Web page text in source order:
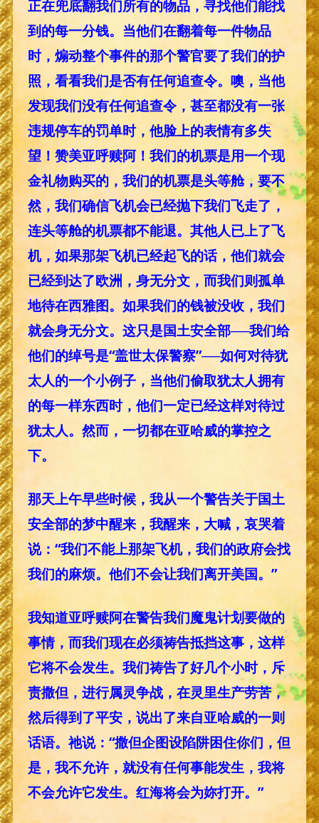
正在兜底翻我们所有的物品，寻找他们能找
到的每一分钱。当他们在翻着每一件物品
时，煽动整个事件的那个警官要了我们的护
照，看看我们是否有任何追查令。噢，当他
发现我们没有任何追查令，甚至都没有一张
违规停车的罚单时，他脸上的表情有多失
望！赞美亚呼赎阿！我们的机票是用一个现
金礼物购买的，我们的机票是头等舱，要不
然，我们确信飞机会已经抛下我们飞走了，
连头等舱的机票都不能退。其他人已上了飞
机，如果那架飞机已经起飞的话，他们就会
已经到达了欧洲，身无分文，而我们则孤单
地待在西雅图。如果我们的钱被没收，我们
就会身无分文。这只是国土安全部──我们给
他们的绰号是“盖世太保警察”──如何对待犹
太人的一个小例子，当他们偷取犹太人拥有
的每一样东西时，他们一定已经这样对待过
犹太人。然而，一切都在亚哈威的掌控之
下。
那天上午早些时候，我从一个警告关于国土
安全部的梦中醒来，我醒来，大喊，哀哭着
说：“我们不能上那架飞机，我们的政府会找
我们的麻烦。他们不会让我们离开美国。”
我知道亚呼赎阿在警告我们魔鬼计划要做的
事情，而我们现在必须祷告抵挡这事，这样
它将不会发生。我们祷告了好几个小时，斥
责撒但，进行属灵争战，在灵里生产劳苦，
然后得到了平安，说出了来自亚哈威的一则
话语。祂说：“撒但企图设陷阱困住你们，但
是，我不允许，就没有任何事能发生，我将
不会允许它发生。红海将会为妳打开。”